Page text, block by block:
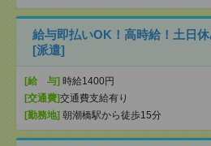
給与即払いOK！高時給！土日
[派遣]
[給 与] 時給1400円
[交通費]交通費支給有り
[勤務地] 朝潮橋駅から徒歩15分